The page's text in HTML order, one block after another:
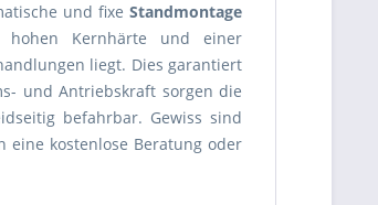
und fixe Standmontage
Kernhärte und einer
liegt. Dies garantiert
und Antriebskraft sorgen die
befahrbar. Gewiss sind
eine kostenlose Beratung oder